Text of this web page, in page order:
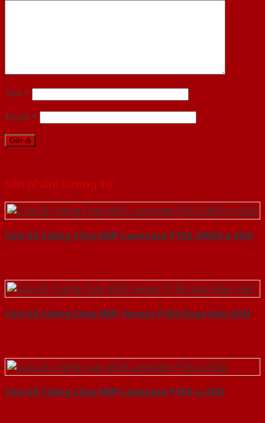
Tên *
Email *
Sản phẩm tương tự
Cửa Gỗ Chống Cháy MDF Laminate P1R2 23029-a-SGD
Cửa Gỗ Chống Cháy MDF Veneer P1R2 Xoan Đào-SGD
Cửa Gỗ Chống Cháy MDF Laminate P1R2-a-SGD